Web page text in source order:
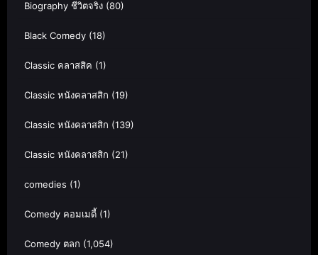
Biography ชีวิตจริง (80)
Black Comedy (18)
Classic คลาสสิค (1)
Classic หนังคลาสสิก (19)
Classic หนังคลาสสิก (139)
Classic หนังคลาสสิก (21)
comedies (1)
Comedy คอมเมดี้ (1)
Comedy ตลก (1,054)